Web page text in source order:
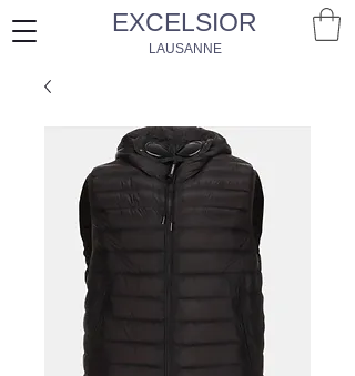
EXCELSIOR
LAUSANNE